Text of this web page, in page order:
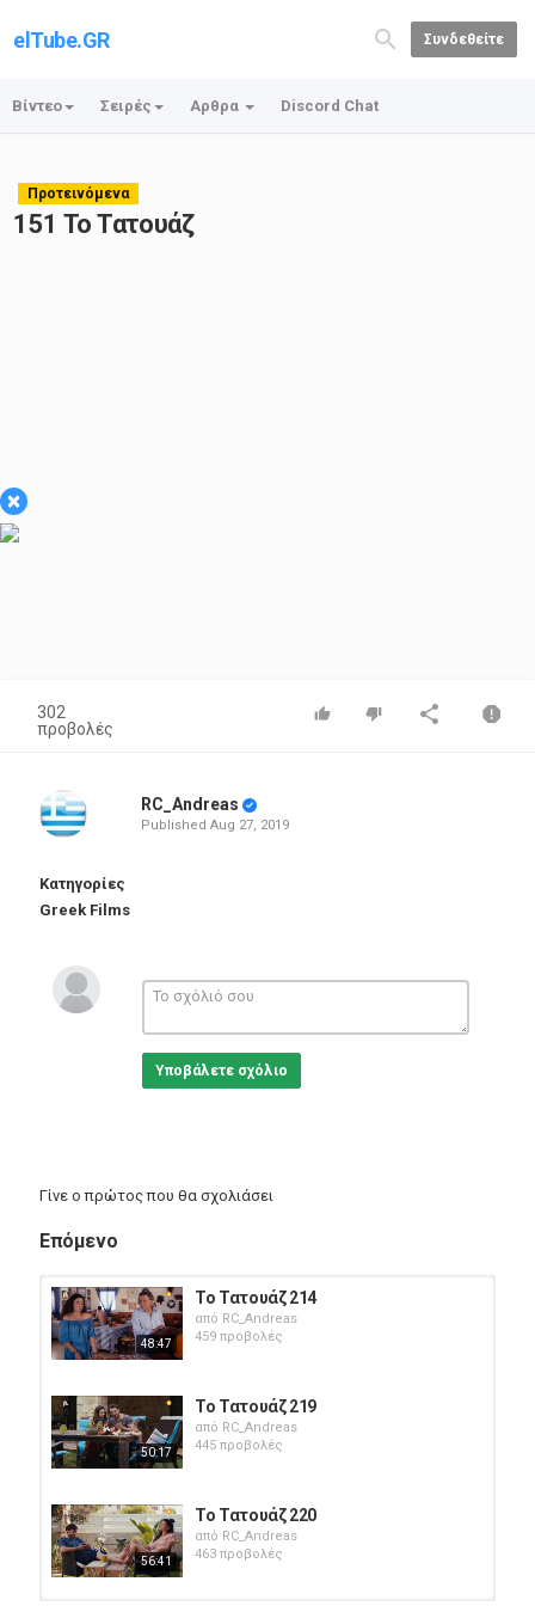
elTube.GR Συνδεθείτε
Βίντεο Σειρές Αρθρα Discord Chat
Προτεινόμενα
151 Το Τατουάζ
×
302
προβολές
RC_Andreas
Published Aug 27, 2019
Κατηγορίες
Greek Films
Υποβάλετε σχόλιο
Γίνε ο πρώτος που θα σχολιάσει
Επόμενο
48:47
Το Τατουάζ 214
από RC_Andreas
459 προβολές
50:17
Το Τατουάζ 219
από RC_Andreas
445 προβολές
56:41
Το Τατουάζ 220
από RC_Andreas
463 προβολές